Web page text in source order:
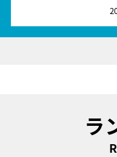
ラ